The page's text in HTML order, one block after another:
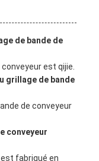
de bande de
conveyeur est qijie.
grillage de bande
de conveyeur
conveyeur
est fabriqué en